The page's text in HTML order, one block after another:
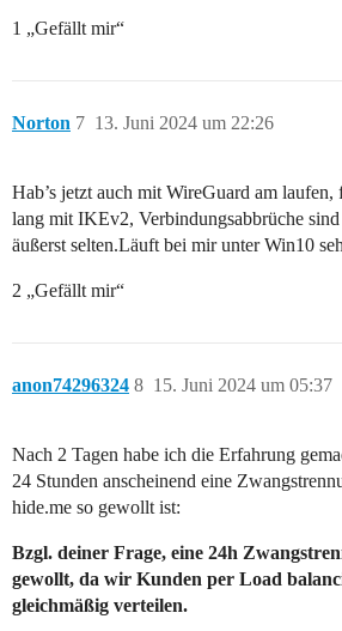
1 „Gefällt mir“
Norton 13. Juni 2024 um 22:26
7
Hab’s jetzt auch mit WireGuard am
lang mit IKEv2, Verbindungsabbrüche
äußerst selten.Läuft bei mir unter Win10
2 „Gefällt mir“
anon74296324 15. Juni 2024 um 05:37
8
Nach 2 Tagen habe ich die Erfahrung
24 Stunden anscheinend eine
hide.me so gewollt ist:
Bzgl. deiner Frage, eine 24h
gewollt, da wir Kunden per Load
gleichmäßig verteilen.